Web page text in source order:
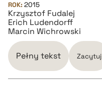
BIBTEX
pobierz cytat
ROK: 2015
Krzysztof Fudalej
Erich Ludendorff
Marcin Wichrowski
Pełny tekst Zacytuj